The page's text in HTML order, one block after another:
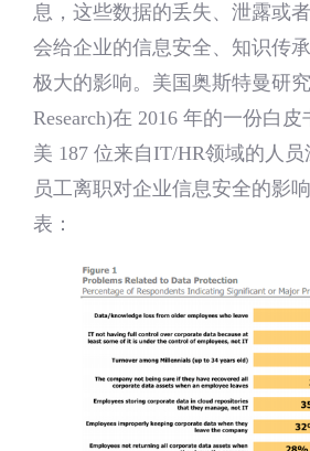
息，这些数据的丢失、泄露或
会给企业的信息安全、知识传
极大的影响。美国奥斯特曼研
Research)在 2016 年的一份白
美 187 位来自IT/HR领域的人
员工离职对企业信息安全的影
表：